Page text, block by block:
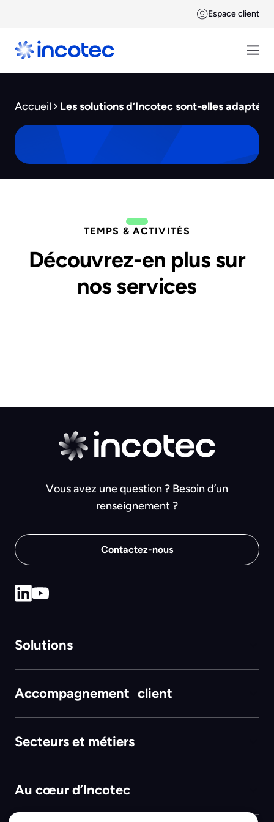
Espace client
Accueil Les solutions d’Incotec sont-elles
TEMPS & ACTIVITÉS
Découvrez-en plus sur
nos services
Vous avez une question ? Besoin d’un
renseignement ?
Contactez-nous
Solutions
Accompagnement client
Secteurs et métiers
Au cœur d’Incotec